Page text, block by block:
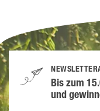
Bis zum
und